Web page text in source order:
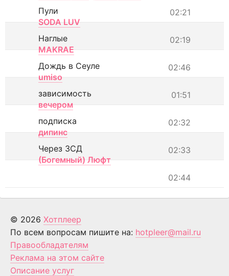
02:21
Пули
SODA LUV
02:19
Наглые
MAKRAE
02:46
Дождь в Сеуле
umiso
01:51
зависимость
вечером
02:32
подписка
дипинс
02:33
Через ЗСД
(Богемный) Люфт
02:44
© 2026 Хотплеер
По всем вопросам пишите на: hotpleer@mail.ru
Правообладателям
Реклама на этом сайте
Описание услуг